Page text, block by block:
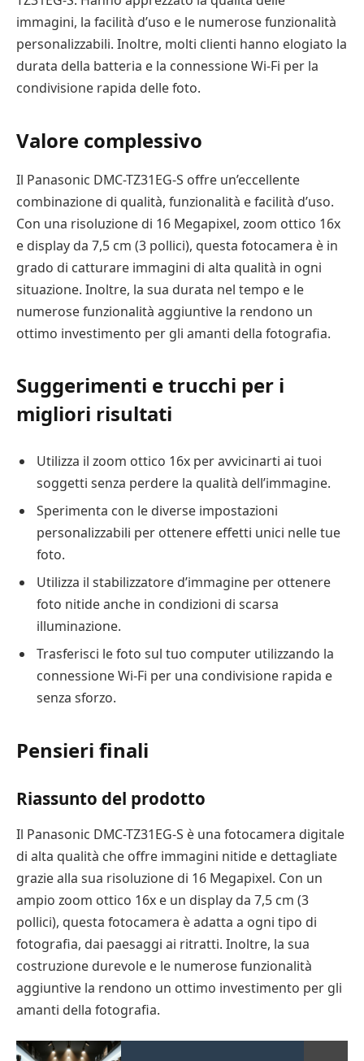
immagini, la facilità d’uso e le numerose funzionalità
personalizzabili. Inoltre, molti clienti hanno elogiato la
durata della batteria e la connessione Wi-Fi per la
condivisione rapida delle foto.
Valore complessivo
Il Panasonic DMC-TZ31EG-S offre un’eccellente
combinazione di qualità, funzionalità e facilità d’uso.
Con una risoluzione di 16 Megapixel, zoom ottico 16x
e display da 7,5 cm (3 pollici), questa fotocamera è in
grado di catturare immagini di alta qualità in ogni
situazione. Inoltre, la sua durata nel tempo e le
numerose funzionalità aggiuntive la rendono un
ottimo investimento per gli amanti della fotografia.
Suggerimenti e trucchi per i
migliori risultati
Utilizza il zoom ottico 16x per avvicinarti ai tuoi
soggetti senza perdere la qualità dell’immagine.
Sperimenta con le diverse impostazioni
personalizzabili per ottenere effetti unici nelle tue
foto.
Utilizza il stabilizzatore d’immagine per ottenere
foto nitide anche in condizioni di scarsa
illuminazione.
Trasferisci le foto sul tuo computer utilizzando la
connessione Wi-Fi per una condivisione rapida e
senza sforzo.
Pensieri finali
Riassunto del prodotto
Il Panasonic DMC-TZ31EG-S è una fotocamera digitale
di alta qualità che offre immagini nitide e dettagliate
grazie alla sua risoluzione di 16 Megapixel. Con un
ampio zoom ottico 16x e un display da 7,5 cm (3
pollici), questa fotocamera è adatta a ogni tipo di
fotografia, dai paesaggi ai ritratti. Inoltre, la sua
costruzione durevole e le numerose funzionalità
aggiuntive la rendono un ottimo investimento per gli
amanti della fotografia.